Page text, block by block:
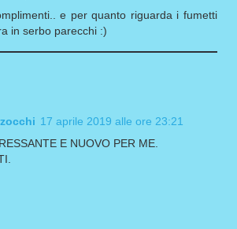
e per quanto riguarda i fumetti
in serbo parecchi :)
17 aprile 2019 alle ore 23:21
E NUOVO PER ME.